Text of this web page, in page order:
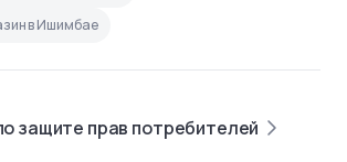
в Ишимбае
защите прав потребителей